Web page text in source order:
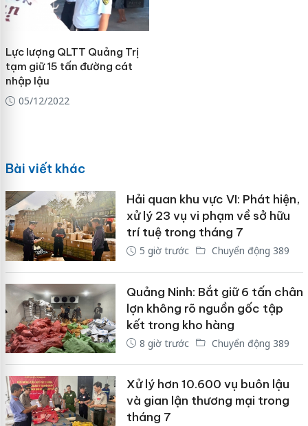
Lực lượng QLTT Quảng Trị
tạm giữ 15 tấn đường cát
nhập lậu
05/12/2022
Bài viết khác
Hải quan khu vực VI: Phát hiện,
xử lý 23 vụ vi phạm về sở hữu
trí tuệ trong tháng 7
5 giờ trước Chuyển động 389
Quảng Ninh: Bắt giữ 6 tấn chân
lợn không rõ nguồn gốc tập
kết trong kho hàng
8 giờ trước Chuyển động 389
Xử lý hơn 10.600 vụ buôn lậu
và gian lận thương mại trong
tháng 7